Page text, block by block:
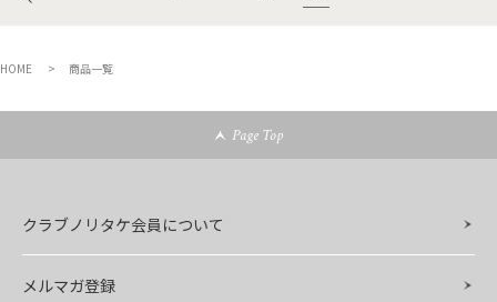
HOME 商品一覧
Page Top
クラブノリタケ会員について
メルマガ登録